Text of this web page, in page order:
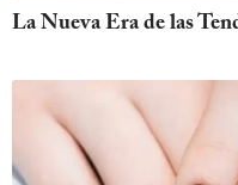
La Nueva Era de las